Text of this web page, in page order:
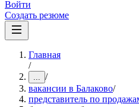
Войти
Создать резюме
Главная
/
... /
вакансии в Балаково/
представитель по